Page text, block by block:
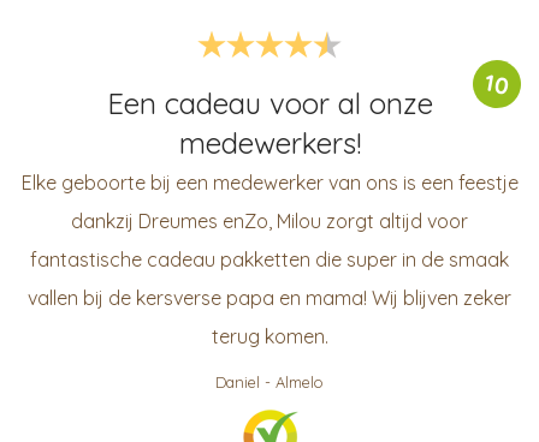
10
Een cadeau voor al onze
medewerkers!
Elke geboorte bij een medewerker van ons is een feestje
dankzij Dreumes enZo, Milou zorgt altijd voor
fantastische cadeau pakketten die super in de smaak
vallen bij de kersverse papa en mama! Wij blijven zeker
terug komen.
Daniel - Almelo